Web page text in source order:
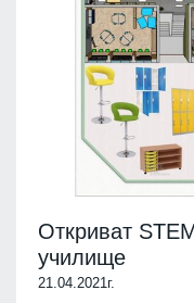
Откриват
училище
21.04.2021г.